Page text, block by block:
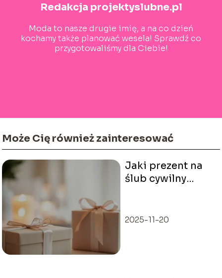
Redakcja projektyslubne.pl
Moda to nasze drugie imię, a na co dzień
kochamy także planować wesela! Sprawdź co
przygotowaliśmy dla Ciebie!
Może Cię również zainteresować
Jaki prezent na
ślub cywilny
porady i pomysły
2025-11-20